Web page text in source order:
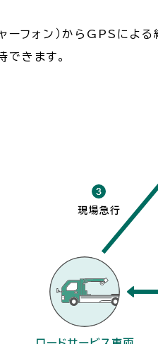
ャーフォン）からGPSに
きます。